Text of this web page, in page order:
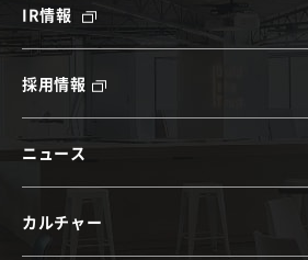
IR情報
採用情報
ニュース
カルチャー